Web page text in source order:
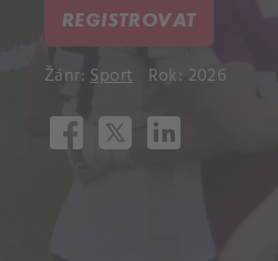
REGISTROVAT
Žánr:Sport Rok: 2026